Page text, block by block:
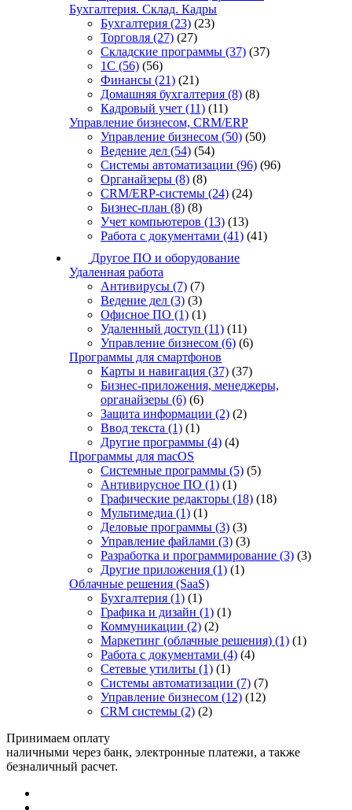
Бухгалтерия. Склад. Кадры
Бухгалтерия (23) (23)
Торговля (27) (27)
Складские программы (37) (37)
1С (56) (56)
Финансы (21) (21)
Домашняя бухгалтерия (8) (8)
Кадровый учет (11) (11)
Управление бизнесом, CRM/ERP
Управление бизнесом (50) (50)
Ведение дел (54) (54)
Системы автоматизации (96) (96)
Органайзеры (8) (8)
CRM/ERP-системы (24) (24)
Бизнес-план (8) (8)
Учет компьютеров (13) (13)
Работа с документами (41) (41)
Другое ПО и оборудование
Удаленная работа
Антивирусы (7) (7)
Ведение дел (3) (3)
Офисное ПО (1) (1)
Удаленный доступ (11) (11)
Управление бизнесом (6) (6)
Программы для смартфонов
Карты и навигация (37) (37)
Бизнес-приложения, менеджеры,
органайзеры (6) (6)
Защита информации (2) (2)
Ввод текста (1) (1)
Другие программы (4) (4)
Программы для macOS
Системные программы (5) (5)
Антивирусное ПО (1) (1)
Графические редакторы (18) (18)
Мультимедиа (1) (1)
Деловые программы (3) (3)
Управление файлами (3) (3)
Разработка и программирование (3) (3)
Другие приложения (1) (1)
Облачные решения (SaaS)
Бухгалтерия (1) (1)
Графика и дизайн (1) (1)
Коммуникации (2) (2)
Маркетинг (облачные решения) (1) (1)
Работа с документами (4) (4)
Сетевые утилиты (1) (1)
Системы автоматизации (7) (7)
Управление бизнесом (12) (12)
CRM системы (2) (2)
Принимаем оплату
наличными через банк, электронные платежи, а также
безналичный расчет.